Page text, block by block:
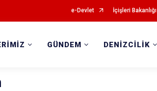
e-Devlet İçişleri Bakanlığı
GÜNDEM DENİZCİLİK